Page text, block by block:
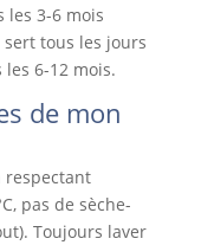
les 3-6 mois
tous les jours
6-12 mois.
de mon
respectant
pas de sèche-
Toujours laver